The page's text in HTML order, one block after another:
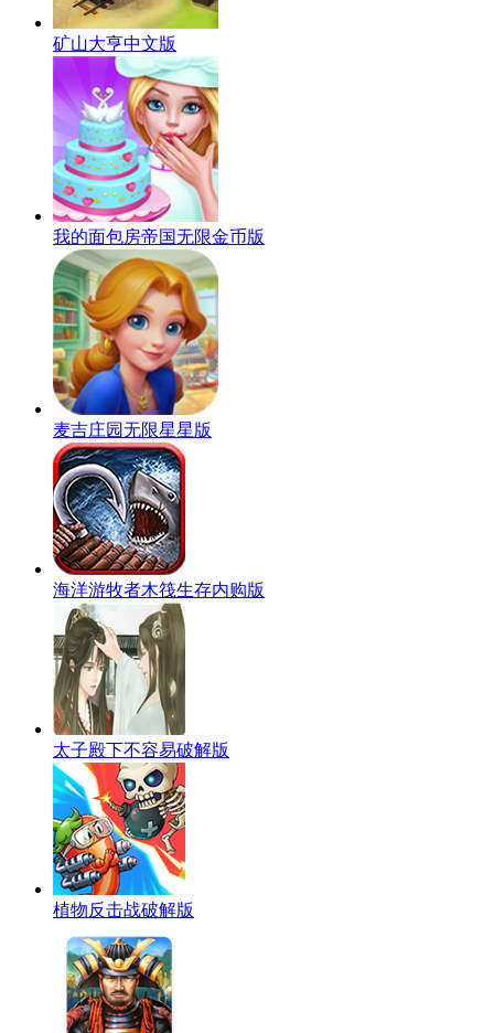
矿山大亨中文版
我的面包房帝国无限金币版
麦吉庄园无限星星版
海洋游牧者木筏生存内购版
太子殿下不容易破解版
植物反击战破解版